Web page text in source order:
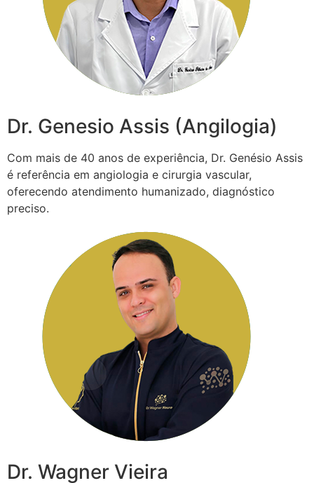
Dr. Genesio Assis (Angilogia)
Com mais de 40 anos de experiência, Dr. Genésio Assis
é referência em angiologia e cirurgia vascular,
oferecendo atendimento humanizado, diagnóstico
preciso.
Dr. Wagner Vieira